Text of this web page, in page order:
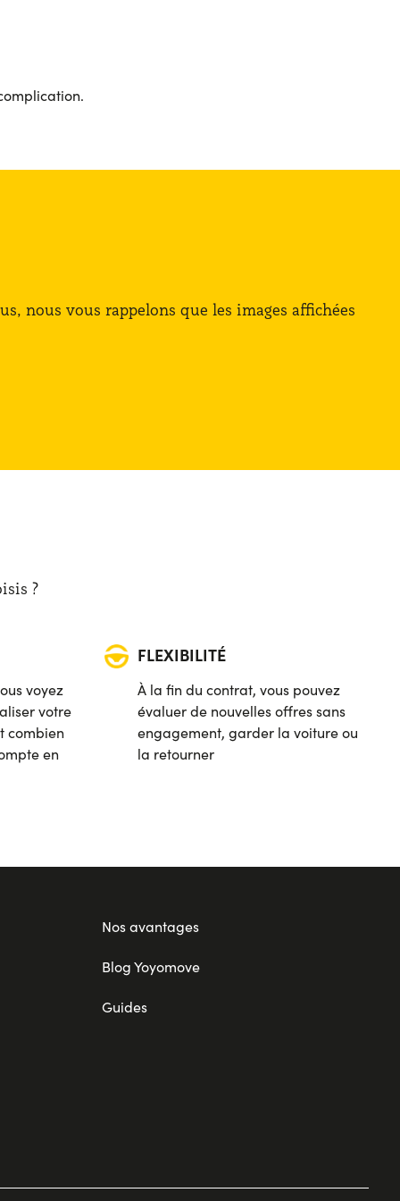
nous vous rappelons que les images affichées
?
voyez
votre
combien
en
FLEXIBILITÉ
À la fin du contrat, vous pouvez
évaluer de nouvelles offres sans
engagement, garder la voiture ou
la retourner
Nos avantages
Blog Yoyomove
Guides